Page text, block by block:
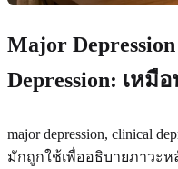
Major
Depression: เหมื
major depression, clinical
มักถูกใช้เพื่ออธิบายภาวะหลั